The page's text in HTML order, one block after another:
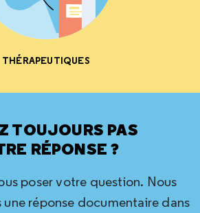
THÉRAPEUTIQUES
TOUJOURS PAS
RÉPONSE ?
poser votre question. Nous
réponse documentaire dans